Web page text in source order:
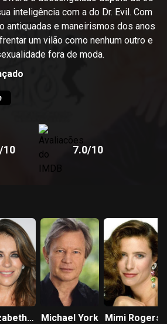
inteligência com a do Dr. Evil. Com
antiquadas e maneirismos dos anos
um vilão como nenhum outro e
fora de moda.
/10 7.0/10
Michael York Mimi Rogers